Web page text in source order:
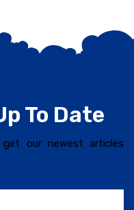
To Date
our newest articles